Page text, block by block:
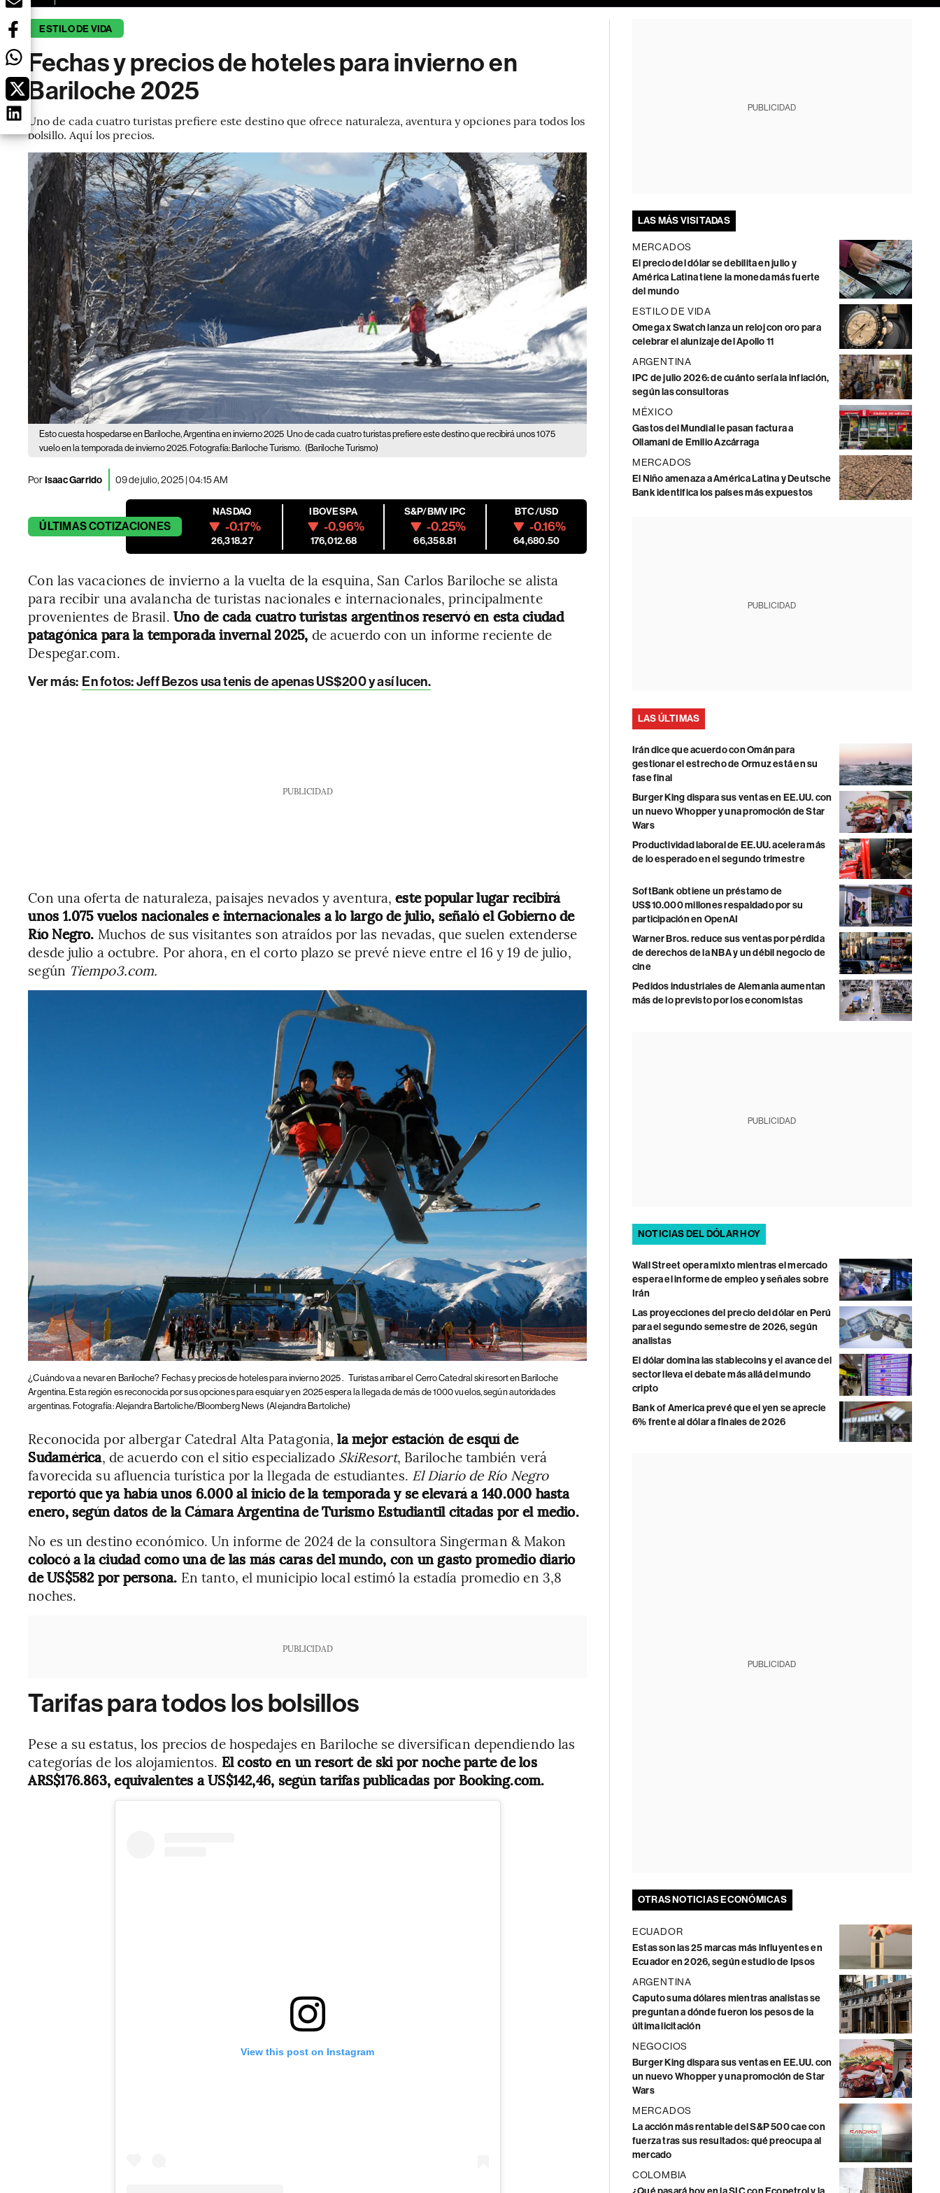
ESTILO DE VIDA
Fechas y precios de hoteles para invierno en
Bariloche 2025
Uno de cada cuatro turistas prefiere este destino que ofrece naturaleza, aventura y opciones para todos los
bolsillo. Aquí los precios.
Esto cuesta hospedarse en Bariloche, Argentina en invierno 2025 Uno de cada cuatro turistas prefiere este destino que recibirá unos 1075
vuelo en la temporada de invierno 2025. Fotografía: Bariloche Turismo. (Bariloche Turismo)
PorIsaac Garrido 09 de julio, 2025 | 04:15 AM
ÚLTIMASCOTIZACIONES
NASDAQ
-0.17%
26,318.27
IBOVESPA
-0.96%
176,012.68
S&P/BMV IPC
-0.25%
66,358.81
BTC/USD
-0.16%
64,680.50
Con las vacaciones de invierno a la vuelta de la esquina, San Carlos Bariloche se alista
para recibir una avalancha de turistas nacionales e internacionales, principalmente
provenientes de Brasil. Uno de cada cuatro turistas argentinos reservó en esta ciudad
patagónica para la temporada invernal 2025, de acuerdo con un informe reciente de
Despegar.com.
Ver más: En fotos: Jeff Bezos usa tenis de apenas US$200 y así lucen.
PUBLICIDAD
Con una oferta de naturaleza, paisajes nevados y aventura,este popular lugar recibirá
unos 1.075 vuelos nacionales e internacionales a lo largo de julio, señaló el Gobierno de
Río Negro. Muchos de sus visitantes son atraídos por las nevadas, que suelen extenderse
desde julio a octubre. Por ahora, en el corto plazo se prevé nieve entre el 16 y 19 de julio,
según Tiempo3.com.
¿Cuándo va a nevar en Bariloche? Fechas y precios de hoteles para invierno 2025 . Turistas arribar el Cerro Catedral ski resort en Bariloche
Argentina. Esta región es reconocida por sus opciones para esquiar y en 2025 espera la llegada de más de 1000 vuelos, según autoridades
argentinas. Fotografía: Alejandra Bartoliche/Bloomberg News (Alejandra Bartoliche)
Reconocida por albergar Catedral Alta Patagonia, la mejor estación de esquí de
Sudamérica, de acuerdo con el sitio especializado SkiResort, Bariloche también verá
favorecida su afluencia turística por la llegada de estudiantes. El Diario de Río Negro
reportó que ya había unos 6.000 al inicio de la temporada y se elevará a 140.000 hasta
enero, según datos de la Cámara Argentina de Turismo Estudiantil citadas por el medio.
No es un destino económico. Un informe de 2024 de la consultora Singerman & Makon
colocó a la ciudad como una de las más caras del mundo, con un gasto promedio diario
de US$582 por persona. En tanto, el municipio local estimó la estadía promedio en 3,8
noches.
PUBLICIDAD
Tarifas para todos los bolsillos
Pese a su estatus, los precios de hospedajes en Bariloche se diversifican dependiendo las
categorías de los alojamientos. El costo en un resort de ski por noche parte de los
ARS$176.863, equivalentes a US$142,46, según tarifas publicadas por Booking.com.
View this post on Instagram
PUBLICIDAD
LAS MÁS VISITADAS
MERCADOS
El precio del dólar se debilita en julio y
América Latina tiene la moneda más fuerte
del mundo
ESTILO DE VIDA
Omega x Swatch lanza un reloj con oro para
celebrar el alunizaje del Apollo 11
ARGENTINA
IPC de julio 2026: de cuánto sería la inflación,
según las consultoras
MÉXICO
Gastos del Mundial le pasan factura a
Ollamani de Emilio Azcárraga
MERCADOS
El Niño amenaza a América Latina y Deutsche
Bank identifica los países más expuestos
PUBLICIDAD
LAS ÚLTIMAS
Irán dice que acuerdo con Omán para
gestionar el estrecho de Ormuz está en su
fase final
Burger King dispara sus ventas en EE.UU. con
un nuevo Whopper y una promoción de Star
Wars
Productividad laboral de EE.UU. acelera más
de lo esperado en el segundo trimestre
SoftBank obtiene un préstamo de
US$10.000 millones respaldado por su
participación en OpenAI
Warner Bros. reduce sus ventas por pérdida
de derechos de la NBA y un débil negocio de
cine
Pedidos industriales de Alemania aumentan
más de lo previsto por los economistas
PUBLICIDAD
NOTICIAS DEL DÓLAR HOY
Wall Street opera mixto mientras el mercado
espera el informe de empleo y señales sobre
Irán
Las proyecciones del precio del dólar en Perú
para el segundo semestre de 2026, según
analistas
El dólar domina las stablecoins y el avance del
sector lleva el debate más allá del mundo
cripto
Bank of America prevé que el yen se aprecie
6% frente al dólar a finales de 2026
PUBLICIDAD
OTRAS NOTICIAS ECONÓMICAS
ECUADOR
Estas son las 25 marcas más influyentes en
Ecuador en 2026, según estudio de Ipsos
ARGENTINA
Caputo suma dólares mientras analistas se
preguntan a dónde fueron los pesos de la
última licitación
NEGOCIOS
Burger King dispara sus ventas en EE.UU. con
un nuevo Whopper y una promoción de Star
Wars
MERCADOS
La acción más rentable del S&P 500 cae con
fuerza tras sus resultados: qué preocupa al
mercado
COLOMBIA